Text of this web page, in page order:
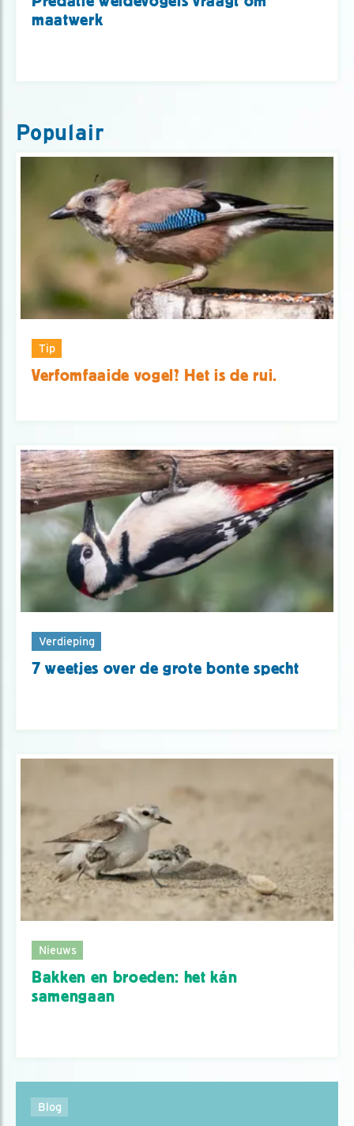
maatwerk
Populair
Tip
Verfomfaaide vogel? Het is de rui.
Verdieping
7 weetjes over de grote bonte specht
Nieuws
Bakken en broeden: het kán
samengaan
Blog